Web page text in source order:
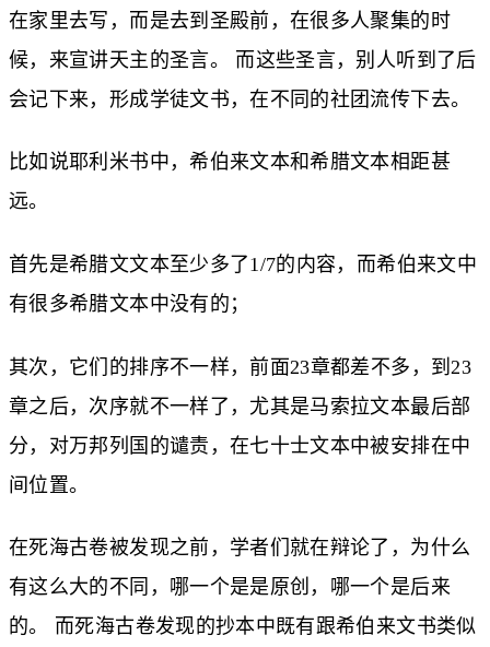
在家里去写，而是去到圣殿前，在很多人聚集的时
候，来宣讲天主的圣言。 而这些圣言，别人听到了后
会记下来，形成学徒文书，在不同的社团流传下去。
比如说耶利米书中，希伯来文本和希腊文本相距甚
远。
首先是希腊文文本至少多了1/7的内容，而希伯来文中
有很多希腊文本中没有的；
其次，它们的排序不一样，前面23章都差不多，到23
章之后，次序就不一样了，尤其是马索拉文本最后部
分，对万邦列国的谴责，在七十士文本中被安排在中
间位置。
在死海古卷被发现之前，学者们就在辩论了，为什么
有这么大的不同，哪一个是是原创，哪一个是后来
的。 而死海古卷发现的抄本中既有跟希伯来文书类似